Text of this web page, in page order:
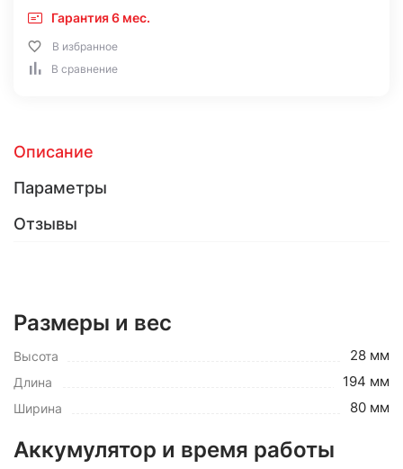
Гарантия 6 мес.
В избранное
В сравнение
Описание
Параметры
Отзывы
Размеры и вес
Высота 28 мм
Длина 194 мм
Ширина 80 мм
Аккумулятор и время работы